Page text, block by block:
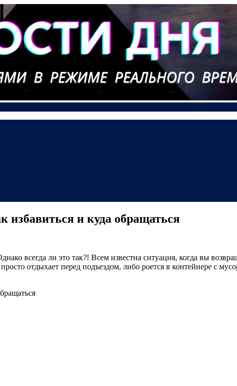
избавиться и куда обращаться
всегда ли это так?! Всем известна ситуация, когда вы
отдыхает перед подъездом, либо роется в контейнере с